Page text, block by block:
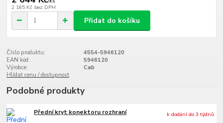
2 185 Kč bez DPH
Přidat do košíku
Číslo produktu:
4554-5946120
EAN kód:
5946120
Výrobce:
Cab
Hlídat cenu / dostupnost
Podobné produkty
Přední kryt konektoru rozhraní k dodání do 3 týdnů